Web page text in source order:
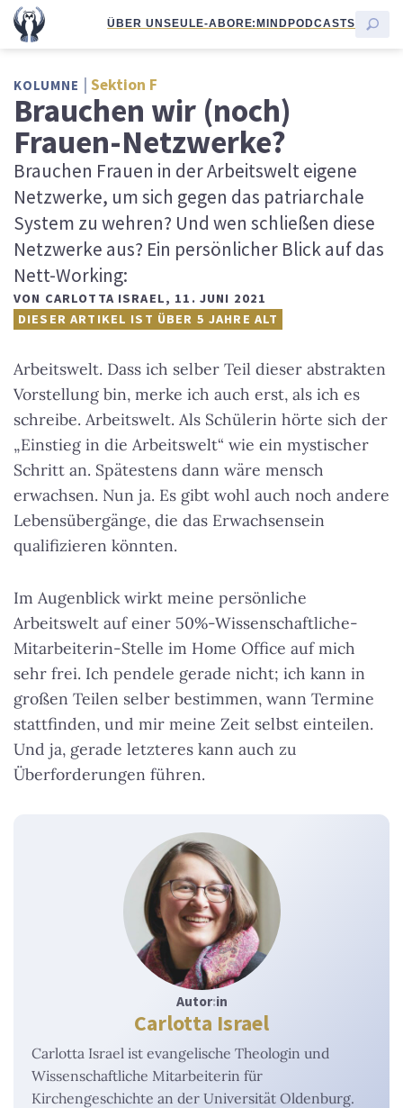
ÜBER UNSEULE-ABORE:MINDPODCASTS
KOLUMNE Sektion F
Brauchen wir (noch)
Frauen-Netzwerke?
Brauchen Frauen in der Arbeitswelt eigene
Netzwerke, um sich gegen das patriarchale
System zu wehren? Und wen schließen diese
Netzwerke aus? Ein persönlicher Blick auf das
Nett-Working:
VON CARLOTTA ISRAEL, 11. JUNI 2021
DIESER ARTIKEL IST ÜBER 5 JAHRE ALT
Arbeitswelt. Dass ich selber Teil dieser abstrakten
Vorstellung bin, merke ich auch erst, als ich es
schreibe. Arbeitswelt. Als Schülerin hörte sich der
„Einstieg in die Arbeitswelt“ wie ein mystischer
Schritt an. Spätestens dann wäre mensch
erwachsen. Nun ja. Es gibt wohl auch noch andere
Lebensübergänge, die das Erwachsensein
qualifizieren könnten.
Im Augenblick wirkt meine persönliche
Arbeitswelt auf einer 50%-Wissenschaftliche-
Mitarbeiterin-Stelle im Home Office auf mich
sehr frei. Ich pendele gerade nicht; ich kann in
großen Teilen selber bestimmen, wann Termine
stattfinden, und mir meine Zeit selbst einteilen.
Und ja, gerade letzteres kann auch zu
Überforderungen führen.
Autor:in
Carlotta Israel
Carlotta Israel ist evangelische Theologin und
Wissenschaftliche Mitarbeiterin für
Kirchengeschichte an der Universität Oldenburg.